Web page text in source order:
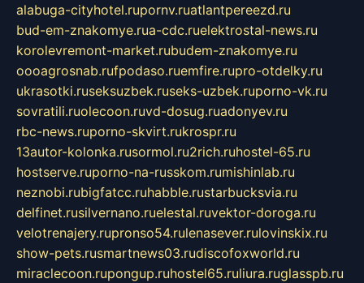
alabuga-cityhotel.rupornv.ruatlantpereezd.ru
bud-em-znakomye.rua-cdc.ruelektrostal-news.ru
korolevremont-market.rubudem-znakomye.ru
oooagrosnab.rufpodaso.ruemfire.rupro-otdelky.ru
ukrasotki.ruseksuzbek.ruseks-uzbek.ruporno-vk.ru
sovratili.ruolecoon.ruvd-dosug.ruadonyev.ru
rbc-news.ruporno-skvirt.rukrospr.ru
13autor-kolonka.rusormol.ru2rich.ruhostel-65.ru
hostserve.ruporno-na-russkom.rumishinlab.ru
neznobi.rubigfatcc.ruhabble.rustarbucksvia.ru
delfinet.rusilvernano.ruelestal.ruvektor-doroga.ru
velotrenajery.rupronso54.rulenasever.rulovinskix.ru
show-pets.rusmartnews03.rudiscofoxworld.ru
miraclecoon.rupongup.ruhostel65.ruliura.ruglasspb.ru